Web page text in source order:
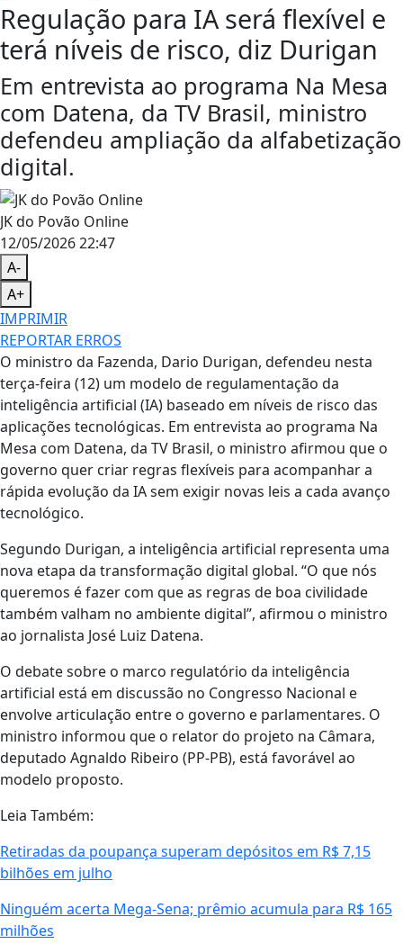
Regulação para IA será flexível e
terá níveis de risco, diz Durigan
Em entrevista ao programa Na Mesa
com Datena, da TV Brasil, ministro
defendeu ampliação da alfabetização
digital.
JK do Povão Online
12/05/2026 22:47
A-
A+
IMPRIMIR
REPORTAR ERROS
O ministro da Fazenda, Dario Durigan, defendeu nesta
terça-feira (12) um modelo de regulamentação da
inteligência artificial (IA) baseado em níveis de risco das
aplicações tecnológicas. Em entrevista ao programa Na
Mesa com Datena, da TV Brasil, o ministro afirmou que o
governo quer criar regras flexíveis para acompanhar a
rápida evolução da IA sem exigir novas leis a cada avanço
tecnológico.
Segundo Durigan, a inteligência artificial representa uma
nova etapa da transformação digital global. “O que nós
queremos é fazer com que as regras de boa civilidade
também valham no ambiente digital”, afirmou o ministro
ao jornalista José Luiz Datena.
O debate sobre o marco regulatório da inteligência
artificial está em discussão no Congresso Nacional e
envolve articulação entre o governo e parlamentares. O
ministro informou que o relator do projeto na Câmara,
deputado Agnaldo Ribeiro (PP-PB), está favorável ao
modelo proposto.
Leia Também:
Retiradas da poupança superam depósitos em R$ 7,15
bilhões em julho
Ninguém acerta Mega-Sena; prêmio acumula para R$ 165
milhões